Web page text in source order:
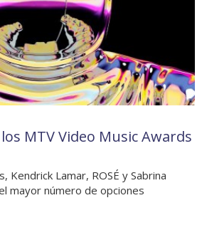
MTV Video Music Awards
Kendrick Lamar, ROSÉ y Sabrina
mayor número de opciones